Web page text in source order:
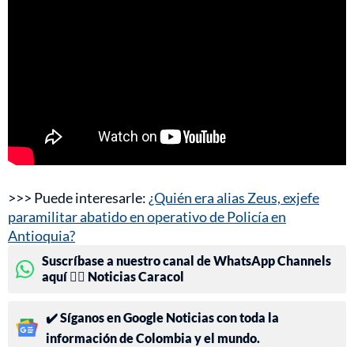
>>> Puede interesarle: ¿Quién era alias Zeus, exjefe
paramilitar abatido en operativo de Policía en
Antioquia?
Suscríbase a nuestro canal de WhatsApp Channels
aquí 👉🏻 Noticias Caracol
✔️ Síganos en Google Noticias con toda la
información de Colombia y el mundo.